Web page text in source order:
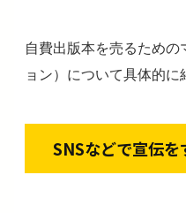
自費出版本を売るため
ョン）について具体的に
SNSなどで宣伝を